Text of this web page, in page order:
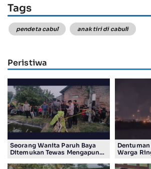
Tags
pendeta cabul anak tiri di cabuli
Peristiwa
Seorang Wanita Paruh Baya
Ditemukan Tewas Mengapung
Warga
Smelting